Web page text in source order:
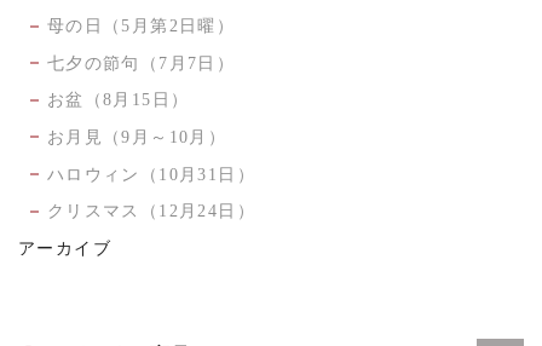
母の日（5月第2日曜）
七夕の節句（7月7日）
お盆（8月15日）
お月見（9月～10月）
ハロウィン（10月31日）
クリスマス（12月24日）
アーカイブ